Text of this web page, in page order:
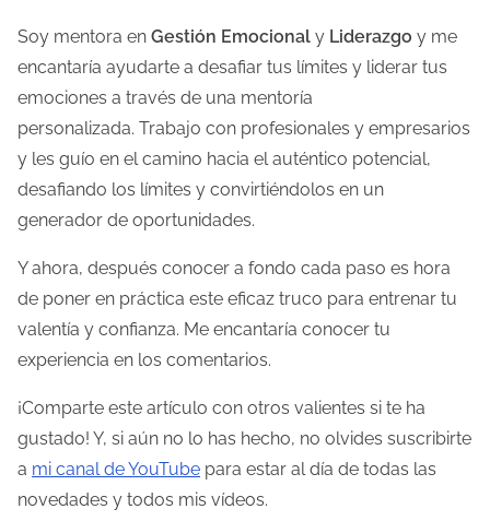
Soy mentora en Gestión Emocional y Liderazgo y me
encantaría ayudarte a desafiar tus límites y liderar tus
emociones a través de una mentoría
personalizada. Trabajo con profesionales y empresarios
y les guío en el camino hacia el auténtico potencial,
desafiando los límites y convirtiéndolos en un
generador de oportunidades.
Y ahora, después conocer a fondo cada paso es hora
de poner en práctica este eficaz truco para entrenar tu
valentía y confianza. Me encantaría conocer tu
experiencia en los comentarios.
¡Comparte este artículo con otros valientes si te ha
gustado! Y, si aún no lo has hecho, no olvides suscribirte
a mi canal de YouTube para estar al día de todas las
novedades y todos mis vídeos.